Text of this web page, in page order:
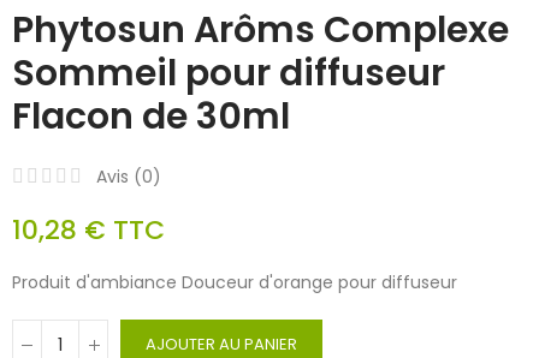
Phytosun Arôms Complexe
Sommeil pour diffuseur
Flacon de 30ml
Avis (0)
10,28 € TTC
Produit d'ambiance Douceur d'orange pour diffuseur
AJOUTER AU PANIER